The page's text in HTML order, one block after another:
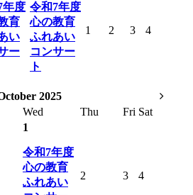
年度
育
い
ー
令和7年度
心の教育
ふれあい
コンサー
ト
1 2 3 4
2025
Wed Thu Fri Sat
1
令和7年度
心の教育
ふれあい
2 3 4